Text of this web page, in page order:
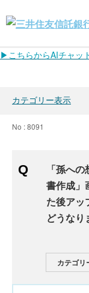
▶こちらからAIチャッ
カテゴリー表示
No : 8091
「孫へ
書作成」
た後アッ
どうなり
カテゴリ